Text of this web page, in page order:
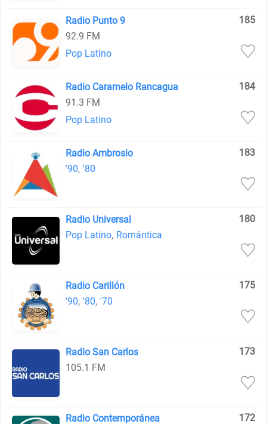
Radio Punto 9
185
92.9 FM
Pop Latino
Radio Caramelo Rancagua
184
91.3 FM
Pop Latino
Radio Ambrosio
183
'90, '80
Radio Universal
180
Pop Latino, Romántica
Radio Carillón
175
'90, '80, '70
Radio San Carlos
173
105.1 FM
Radio Contemporánea 172